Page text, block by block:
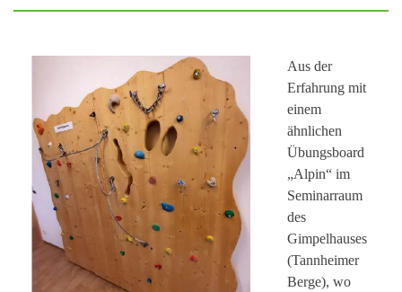
Aus der
Erfahrung mit
einem
ähnlichen
Übungsboard
„Alpin“ im
Seminarraum
des
Gimpelhauses
(Tannheimer
Berge), wo